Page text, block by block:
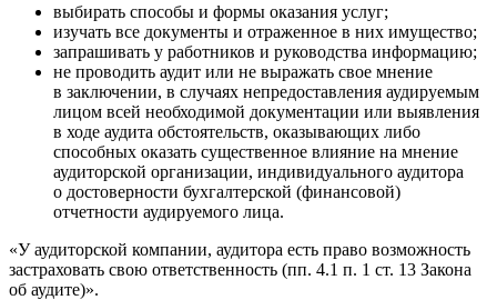
выбирать способы и формы оказания услуг;
изучать все документы и отраженное в них имущество;
запрашивать у работников и руководства информацию;
не проводить аудит или не выражать свое мнение
в заключении, в случаях непредоставления аудируемым
лицом всей необходимой документации или выявления
в ходе аудита обстоятельств, оказывающих либо
способных оказать существенное влияние на мнение
аудиторской организации, индивидуального аудитора
о достоверности бухгалтерской (финансовой)
отчетности аудируемого лица.
«У аудиторской компании, аудитора есть право возможность
застраховать свою ответственность (пп. 4.1 п. 1 ст. 13 Закона
об аудите)».